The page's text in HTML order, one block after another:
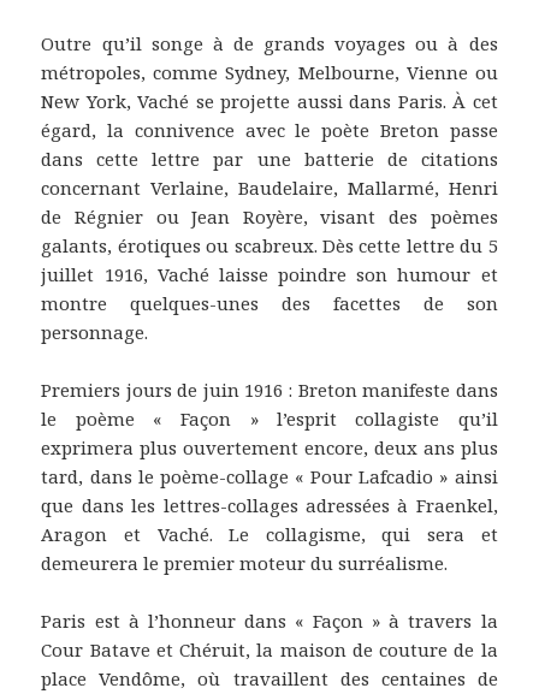
Outre qu’il songe à de grands voyages ou à des
métropoles, comme Sydney, Melbourne, Vienne ou
New York, Vaché se projette aussi dans Paris. À cet
égard, la connivence avec le poète Breton passe
dans cette lettre par une batterie de citations
concernant Verlaine, Baudelaire, Mallarmé, Henri
de Régnier ou Jean Royère, visant des poèmes
galants, érotiques ou scabreux. Dès cette lettre du 5
juillet 1916, Vaché laisse poindre son humour et
montre quelques-unes des facettes de son
personnage.
Premiers jours de juin 1916 : Breton manifeste dans
le poème « Façon » l’esprit collagiste qu’il
exprimera plus ouvertement encore, deux ans plus
tard, dans le poème-collage « Pour Lafcadio » ainsi
que dans les lettres-collages adressées à Fraenkel,
Aragon et Vaché. Le collagisme, qui sera et
demeurera le premier moteur du surréalisme.
Paris est à l’honneur dans « Façon » à travers la
Cour Batave et Chéruit, la maison de couture de la
place Vendôme, où travaillent des centaines de